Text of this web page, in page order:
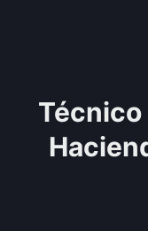
Técnico